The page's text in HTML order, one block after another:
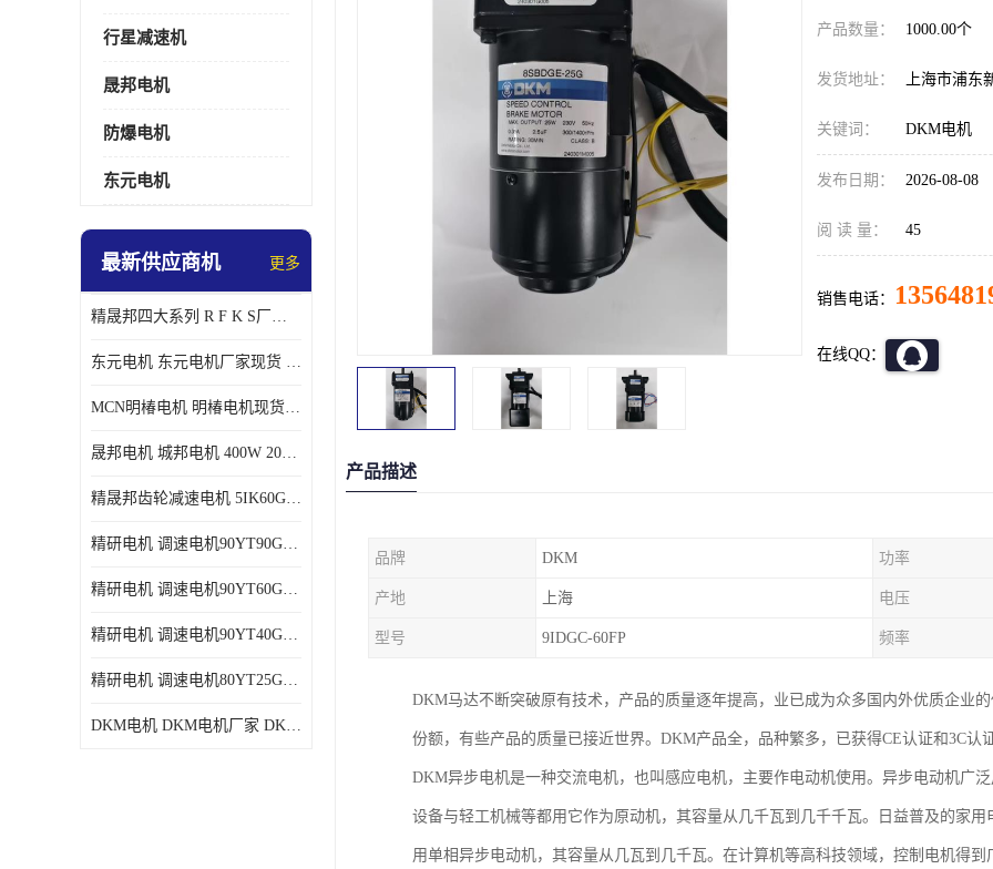
行星减速机
晟邦电机
防爆电机
东元电机
最新供应商机 更多
精晟邦四大系列 R F K S厂家现货 批发价格
东元电机 东元电机厂家现货 东元电机批发价格
MCN明椿电机 明椿电机现货 明椿电机批发价格
晟邦电机 城邦电机 400W 200W 库电机 德大库 臂电机
精晟邦齿轮减速电机 5IK60GU-CF/5IK60RGU-CF调速电机厂家现货批发价格
精研电机 调速电机90YT90GV22厂家现货批发价格
精研电机 调速电机90YT60GV22厂家现货批发价格
精研电机 调速电机90YT40GV22厂家现货批发价格
精研电机 调速电机80YT25GV22厂家现货批发价格
DKM电机 DKM电机厂家 DKM减速机现货批发价格
产品数量： 1000.00个
发货地址： 上海市浦
关键词： DKM电机
发布日期： 2026-08-08
阅 读 量： 45
销售电话：
在线QQ：
产品描述
品牌 DKM 功率
产地 上海 电压
型号 9IDGC-60FP 频率
DKM马达不断突破原有技术，产品的质量逐年提高，业已成为众多国内外优质企业
份额，有些产品的质量已接近世界。DKM产品全，品种繁多，已获得CE认证和3C认
DKM异步电机是一种交流电机，也叫感应电机，主要作电动机使用。异步电动机广
设备与轻工机械等都用它作为原动机，其容量从几千瓦到几千千瓦。日益普及的家
用单相异步电动机，其容量从几瓦到几千瓦。在计算机等高科技领域，控制电机得